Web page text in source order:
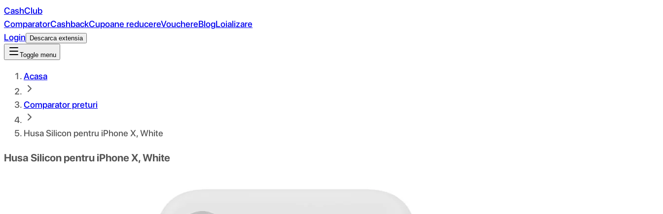
CashClub
ComparatorCashbackCupoane reducereVouchereBlogLoializare
Login
Descarca extensia
Toggle menu
Acasa
Comparator preturi
Husa Silicon pentru iPhone X, White
Husa Silicon pentru iPhone X, White